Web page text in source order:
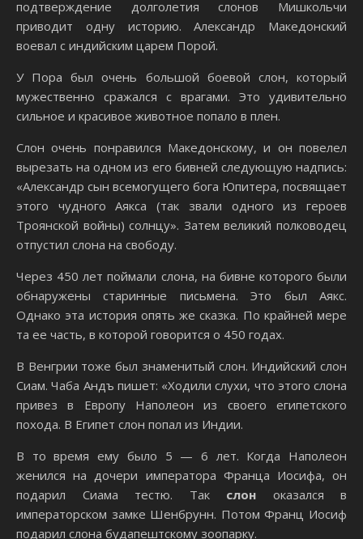
подтверждение долголетия слонов Мишкольчи
приводит одну историю. Александр Македонский
воевал с индийским царем Порой.
У Пора был очень большой боевой слон, который
мужественно сражался с врагами. Это удивительно
сильное и красивое животное попало в плен.
Слон очень понравился Македонскому, и он повелел
вырезать на одном из его бивней следующую надпись:
«Александр сын всемогущего бога Юпитера, посвящает
этого чудного Аякса (так звали одного из героев
Троянской войны) солнцу». Затем великий полководец
отпустил слона на свободу.
Через 450 лет поймали слона, на бивне которого были
обнаружены старинные письмена. Это был Аякс.
Однако эта история опять же сказка. По крайней мере
та ее часть, в которой говорится о 450 годах.
В Венгрии тоже был знаменитый слон. Индийский слон
Сиам. Чаба Андъ пишет: «Ходили слухи, что этого слона
привез в Европу Наполеон из своего египетского
похода. В Египет слон попал из Индии.
В то время ему было 5 — 6 лет. Когда Наполеон
женился на дочери императора Франца Иосифа, он
подарил Сиама тестю. Так слон оказался в
императорском замке Шенбрунн. Потом Франц Иосиф
подарил слона будапештскому зоопарку.